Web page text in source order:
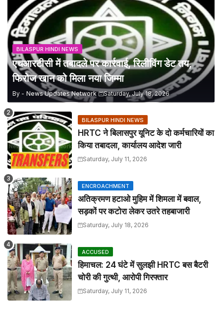
BILASPUR HINDI NEWS
एचआरटीसी में तबादले पर कार्रवाई, रिलीविंग डेट तय,
फिरोज खान को मिला नया जिम्मा
By - News Updates Network Saturday, July 18, 2026
BILASPUR HINDI NEWS
HRTC ने बिलासपुर यूनिट के दो कर्मचारियों का
किया तबादला, कार्यालय आदेश जारी
Saturday, July 11, 2026
ENCROACHMENT
अतिक्रमण हटाओ मुहिम में शिमला में बवाल,
सड़कों पर कटोरा लेकर उतरे तहबाजारी
Saturday, July 18, 2026
ACCUSED
हिमाचल: 24 घंटे में सुलझी HRTC बस बैटरी
चोरी की गुत्थी, आरोपी गिरफ्तार
Saturday, July 11, 2026